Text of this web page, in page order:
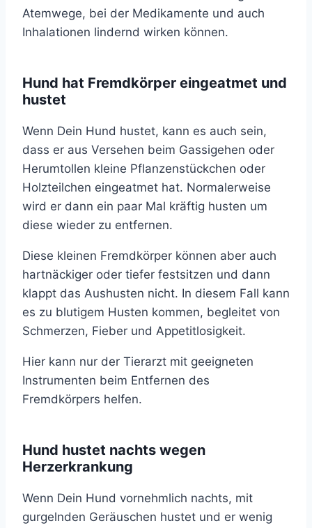
Atemwege, bei der Medikamente und auch
Inhalationen lindernd wirken können.
Hund hat Fremdkörper eingeatmet und
hustet
Wenn Dein Hund hustet, kann es auch sein,
dass er aus Versehen beim Gassigehen oder
Herumtollen kleine Pflanzenstückchen oder
Holzteilchen eingeatmet hat. Normalerweise
wird er dann ein paar Mal kräftig husten um
diese wieder zu entfernen.
Diese kleinen Fremdkörper können aber auch
hartnäckiger oder tiefer festsitzen und dann
klappt das Aushusten nicht. In diesem Fall kann
es zu blutigem Husten kommen, begleitet von
Schmerzen, Fieber und Appetitlosigkeit.
Hier kann nur der Tierarzt mit geeigneten
Instrumenten beim Entfernen des
Fremdkörpers helfen.
Hund hustet nachts wegen
Herzerkrankung
Wenn Dein Hund vornehmlich nachts, mit
gurgelnden Geräuschen hustet und er wenig